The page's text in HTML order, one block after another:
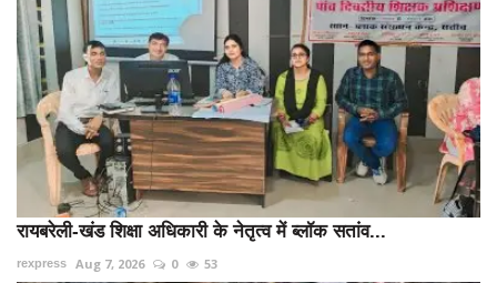
रायबरेली-खंड शिक्षा अधिकारी के नेतृत्व में ब्लॉक सतांव...
rexpress Aug 7, 2026 0 53